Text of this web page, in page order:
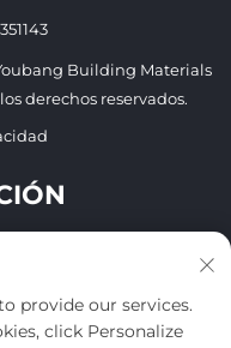
Building Materials
derechos reservados.
provide our services.
click Personalize